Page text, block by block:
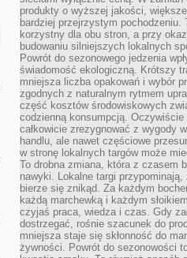
produkty o wyższej jakości,
bardziej przejrzystym pochodzeniu.
korzystny dla obu stron, a przy
budowaniu silniejszych lokalnych
Powrót do sezonowego jedzenia
świadomość ekologiczną. Krótszy
mniejsza liczba opakowań i wybór
zgodnych z naturalnym rytmem
część kosztów środowiskowych
codzienną konsumpcją. Oczywiście
całkowicie zrezygnować z wygody
handlu, ale nawet częściowe
w stronę lokalnych targów może
To drobna zmiana, która z czasem
nawyki. Lokalne targi przypominają,
bierze się znikąd. Za każdym
każdą marchewką i każdym
czyjaś praca, wiedza i czas. Gdy
dostrzegać, rośnie szacunek do
mniejsza staje się skłonność do
żywności. Powrót do sezonowości